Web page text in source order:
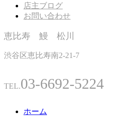
店主ブログ
お問い合わせ
恵比寿 鰻 松川
渋谷区恵比寿南2-21-7
TEL.03-6692-5224
ホーム